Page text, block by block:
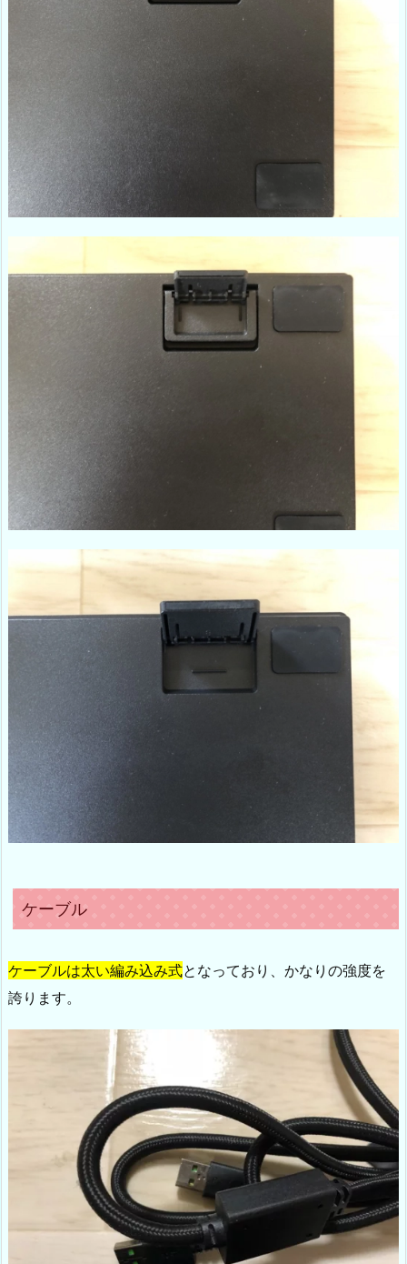
ケーブル
ケーブルは太い編み込み式となっており、かなりの強度を
誇ります。